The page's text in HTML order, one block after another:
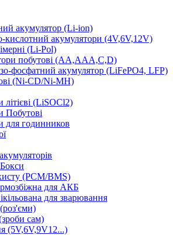
акумулятор (Li-ion)
кислотний акумулятори (4V,6V,12V)
(Li-Pol)
побутові (AA,AAA,C,D)
фосфатний акумулятор (LiFePO4, LFP)
(Ni-CD/Ni-MH)
літієві (LiSOCl2)
Побутові
для годинников
(PCM/BMS)
для АКБ
для зварювання
сам)
(5V,6V,9V12...)